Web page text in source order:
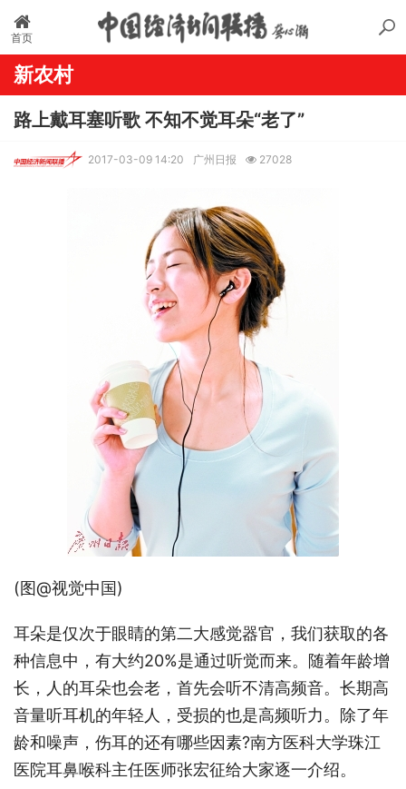
首页
新农村
路上戴耳塞听歌 不知不觉耳朵“老了”
2017-03-09 14:20 广州日报 27028
(图@视觉中国)
耳朵是仅次于眼睛的第二大感觉器官，我们获取的各
种信息中，有大约20%是通过听觉而来。随着年龄增
长，人的耳朵也会老，首先会听不清高频音。长期高
音量听耳机的年轻人，受损的也是高频听力。除了年
龄和噪声，伤耳的还有哪些因素?南方医科大学珠江
医院耳鼻喉科主任医师张宏征给大家逐一介绍。